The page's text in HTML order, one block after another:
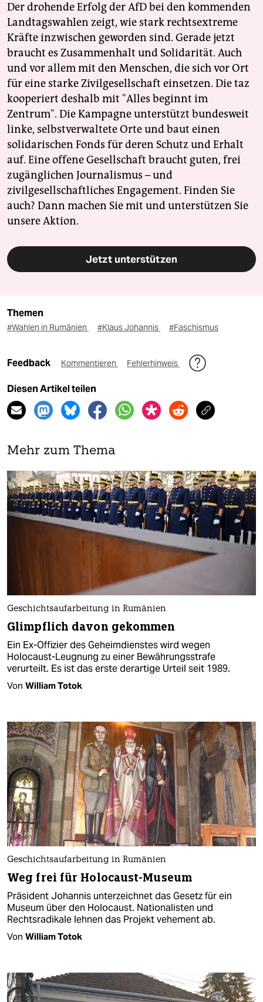
Der drohende Erfolg der AfD bei den kommenden
Landtagswahlen zeigt, wie stark rechtsextreme
Kräfte inzwischen geworden sind. Gerade jetzt
braucht es Zusammenhalt und Solidarität. Auch
und vor allem mit den Menschen, die sich vor Ort
für eine starke Zivilgesellschaft einsetzen. Die taz
kooperiert deshalb mit "Alles beginnt im
Zentrum". Die Kampagne unterstützt bundesweit
linke, selbstverwaltete Orte und baut einen
solidarischen Fonds für deren Schutz und Erhalt
auf. Eine offene Gesellschaft braucht guten, frei
zugänglichen Journalismus – und
zivilgesellschaftliches Engagement. Finden Sie
auch? Dann machen Sie mit und unterstützen Sie
unsere Aktion.
Jetzt unterstützen
Themen
#Wahlen in Rumänien #Klaus Johannis #Faschismus
Feedback Kommentieren Fehlerhinweis
Diesen Artikel teilen
Mehr zum Thema
Geschichtsaufarbeitung in Rumänien
Glimpflich davon gekommen
Ein Ex-Offizier des Geheimdienstes wird wegen
Holocaust-Leugnung zu einer Bewährungsstrafe
verurteilt. Es ist das erste derartige Urteil seit 1989.
Von William Totok
Geschichtsaufarbeitung in Rumänien
Weg frei für Holocaust-Museum
Präsident Johannis unterzeichnet das Gesetz für ein
Museum über den Holocaust. Nationalisten und
Rechtsradikale lehnen das Projekt vehement ab.
Von William Totok